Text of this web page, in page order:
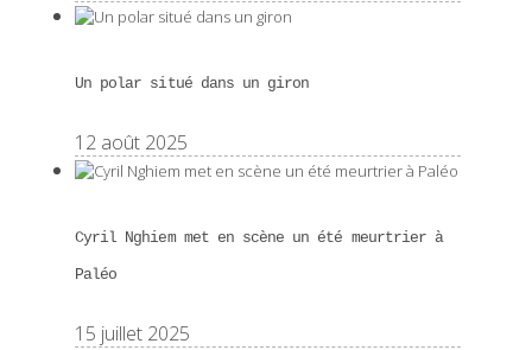
Un polar situé dans un giron
12 août 2025
Cyril Nghiem met en scène un été meurtrier à
Paléo
15 juillet 2025